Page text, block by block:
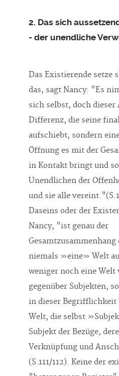
- der unendliche
das, sagt Nancy: "Es
sich selbst, doch dieser
Differenz, die seine
aufschiebt, sondern
Öffnung es mit der
in Kontakt bringt und
Unendlichen der
und sie alle
Daseins oder der
Nancy, "ist genau der
Gesamtzusammenhang
niemals »eine» Welt
weniger noch eine Welt
gegenüber Subjekten,
in dieser
Welt, die selbst
Subjekt der Bezüge,
Verknüpfung und
(S.111/112). Keine der
"heterogenen Register"